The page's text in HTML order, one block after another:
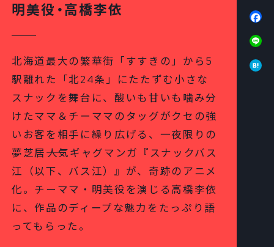
明美役・高橋李依
北海道最大の繁華街「すすきの」から5
駅離れた「北24条」にたたずむ小さな
スナックを舞台に、酸いも甘いも噛み分
けたママ＆チーママのタッグがクセの強
いお客を相手に繰り広げる、一夜限りの
夢芝居――人気ギャグマンガ『スナックバス
江（以下、バス江）』が、奇跡のアニメ
化。チーママ・明美役を演じる高橋李依
に、作品のディープな魅力をたっぷり語
ってもらった。